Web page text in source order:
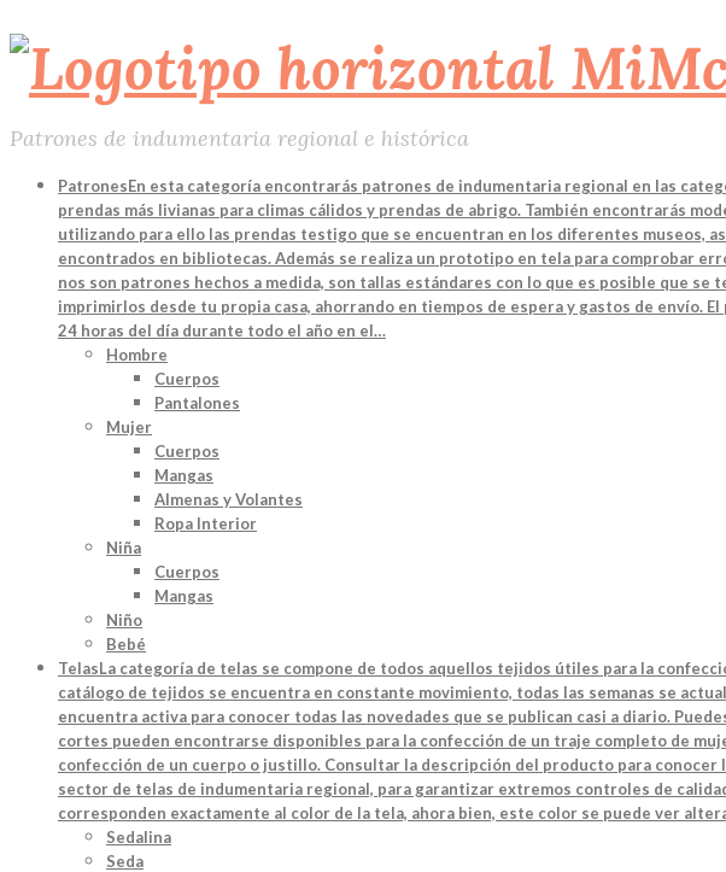
Patrones de indumentaria regional e histórica
PatronesEn esta categoría encontrarás patrones de indumentaria regional en las
prendas más livianas para climas cálidos y prendas de abrigo. También encontrarás
utilizando para ello las prendas testigo que se encuentran en los diferentes museos,
encontrados en bibliotecas. Además se realiza un prototipo en tela para comprobar
nos son patrones hechos a medida, son tallas estándares con lo que es posible que
imprimirlos desde tu propia casa, ahorrando en tiempos de espera y gastos de envío.
24 horas del día durante todo el año en el…
Hombre
Cuerpos
Pantalones
Mujer
Cuerpos
Mangas
Almenas y Volantes
Ropa Interior
Niña
Cuerpos
Mangas
Niño
Bebé
TelasLa categoría de telas se compone de todos aquellos tejidos útiles para la
catálogo de tejidos se encuentra en constante movimiento, todas las semanas se
encuentra activa para conocer todas las novedades que se publican casi a diario.
cortes pueden encontrarse disponibles para la confección de un traje completo de
confección de un cuerpo o justillo. Consultar la descripción del producto para
sector de telas de indumentaria regional, para garantizar extremos controles de
corresponden exactamente al color de la tela, ahora bien, este color se puede ver
Sedalina
Seda